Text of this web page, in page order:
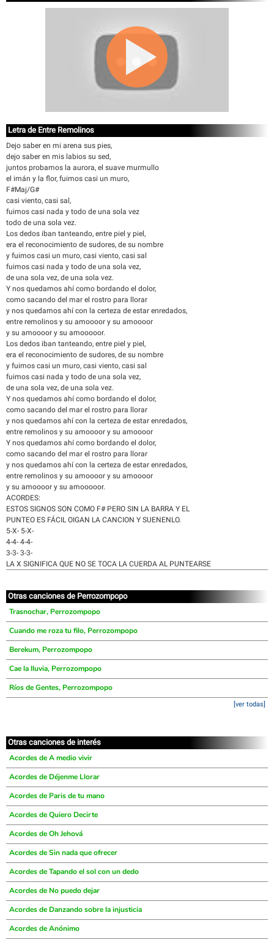
Letra de Entre Remolinos
Dejo saber en mi arena sus pies,
dejo saber en mis labios su sed,
juntos probamos la aurora, el suave murmullo
el imán y la flor, fuimos casi un muro,
F#Maj/G#
casi viento, casi sal,
fuimos casi nada y todo de una sola vez
todo de una sola vez.
Los dedos iban tanteando, entre piel y piel,
era el reconocimiento de sudores, de su nombre
y fuimos casi un muro, casi viento, casi sal
fuimos casi nada y todo de una sola vez,
de una sola vez, de una sola vez.
Y nos quedamos ahí como bordando el dolor,
como sacando del mar el rostro para llorar
y nos quedamos ahí con la certeza de estar enredados,
entre remolinos y su amoooor y su amoooor
y su amoooor y su amooooor.
Los dedos iban tanteando, entre piel y piel,
era el reconocimiento de sudores, de su nombre
y fuimos casi un muro, casi viento, casi sal
fuimos casi nada y todo de una sola vez,
de una sola vez, de una sola vez.
Y nos quedamos ahí como bordando el dolor,
como sacando del mar el rostro para llorar
y nos quedamos ahí con la certeza de estar enredados,
entre remolinos y su amoooor y su amoooor
Y nos quedamos ahí como bordando el dolor,
como sacando del mar el rostro para llorar
y nos quedamos ahí con la certeza de estar enredados,
entre remolinos y su amoooor y su amoooor
y su amoooor y su amooooor.
ACORDES:
ESTOS SIGNOS SON COMO F# PERO SIN LA BARRA Y EL
PUNTEO ES FÁCIL OIGAN LA CANCION Y SUENENLO.
5-X- 5-X-
4-4- 4-4-
3-3- 3-3-
LA X SIGNIFICA QUE NO SE TOCA LA CUERDA AL PUNTEARSE
Otras canciones de Perrozompopo
Trasnochar, Perrozompopo
Cuando me roza tu filo, Perrozompopo
Berekum, Perrozompopo
Cae la lluvia, Perrozompopo
Ríos de Gentes, Perrozompopo
[ver todas]
Otras canciones de interés
Acordes de A medio vivir
Acordes de Déjenme Llorar
Acordes de Paris de tu mano
Acordes de Quiero Decirte
Acordes de Oh Jehová
Acordes de Sin nada que ofrecer
Acordes de Tapando el sol con un dedo
Acordes de No puedo dejar
Acordes de Danzando sobre la injusticia
Acordes de Anónimo